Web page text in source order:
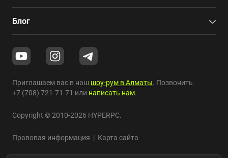
Блог
Приглашаем вас в наш шоу-рум в Алматы. Позвонить
+7 (708) 721-71-71 или написать нам.
Copyright © 2010-2026 HYPERPC.
Правовая информация | Карта сайта